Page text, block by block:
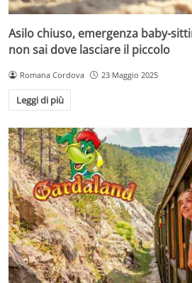
Asilo chiuso, emergenza baby-
non sai dove lasciare il piccolo
Romana Cordova 23 Maggio 2025
Leggi di più